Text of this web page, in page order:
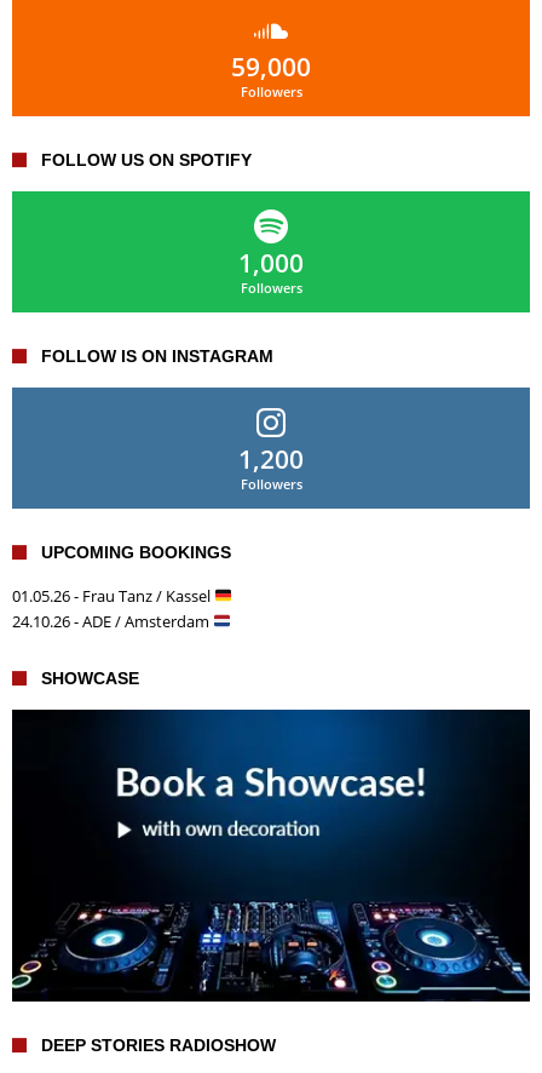
59,000
Followers
FOLLOW US ON SPOTIFY
1,000
Followers
FOLLOW IS ON INSTAGRAM
1,200
Followers
UPCOMING BOOKINGS
01.05.26 - Frau Tanz / Kassel
24.10.26 - ADE / Amsterdam
SHOWCASE
DEEP STORIES RADIOSHOW